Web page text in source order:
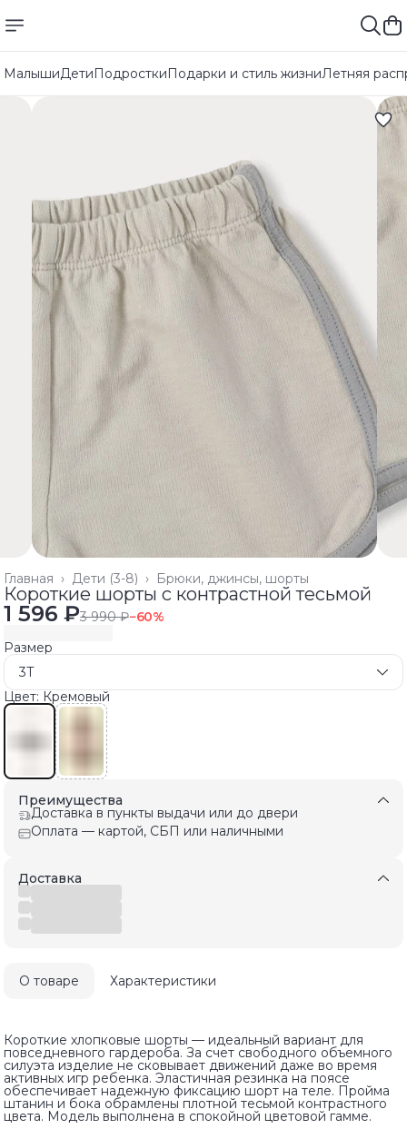
МалышиДетиПодросткиПодарки и стиль жизниЛетняя
Брюки, джинсы, шорты
Дети (3-8) ›
Главная ›
Короткие шорты с контрастной тесьмой
1 596 ₽3 990 ₽−60%
Размер
3T
Цвет: Кремовый
Преимущества
Доставка в пункты выдачи или до двери
Оплата — картой, СБП или наличными
Доставка
О товаре Характеристики
Короткие хлопковые шорты — идеальный вариант для
повседневного гардероба. За счет свободного объемного
силуэта изделие не сковывает движений даже во время
активных игр ребенка. Эластичная резинка на поясе
обеспечивает надежную фиксацию шорт на теле. Пройма
штанин и бока обрамлены плотной тесьмой контрастного
цвета. Модель выполнена в спокойной цветовой гамме.